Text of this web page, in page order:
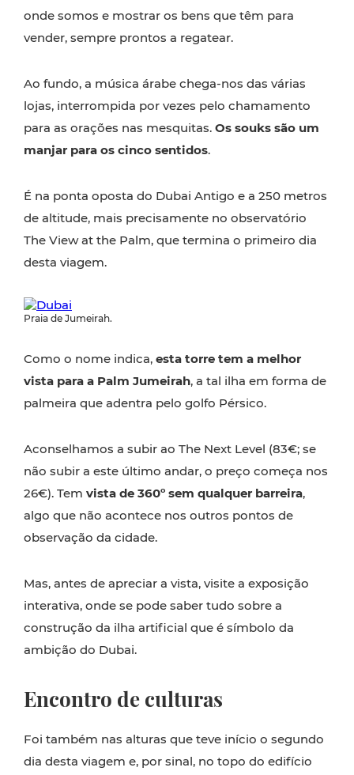
onde somos e mostrar os bens que têm para
vender, sempre prontos a regatear.
Ao fundo, a música árabe chega-nos das várias
lojas, interrompida por vezes pelo chamamento
para as orações nas mesquitas. Os souks são um
manjar para os cinco sentidos.
É na ponta oposta do Dubai Antigo e a 250 metros
de altitude, mais precisamente no observatório
The View at the Palm, que termina o primeiro dia
desta viagem.
Praia de Jumeirah.
Como o nome indica, esta torre tem a melhor
vista para a Palm Jumeirah, a tal ilha em forma de
palmeira que adentra pelo golfo Pérsico.
Aconselhamos a subir ao The Next Level (83€; se
não subir a este último andar, o preço começa nos
26€). Tem vista de 360º sem qualquer barreira,
algo que não acontece nos outros pontos de
observação da cidade.
Mas, antes de apreciar a vista, visite a exposição
interativa, onde se pode saber tudo sobre a
construção da ilha artificial que é símbolo da
ambição do Dubai.
Encontro de culturas
Foi também nas alturas que teve início o segundo
dia desta viagem e, por sinal, no topo do edifício